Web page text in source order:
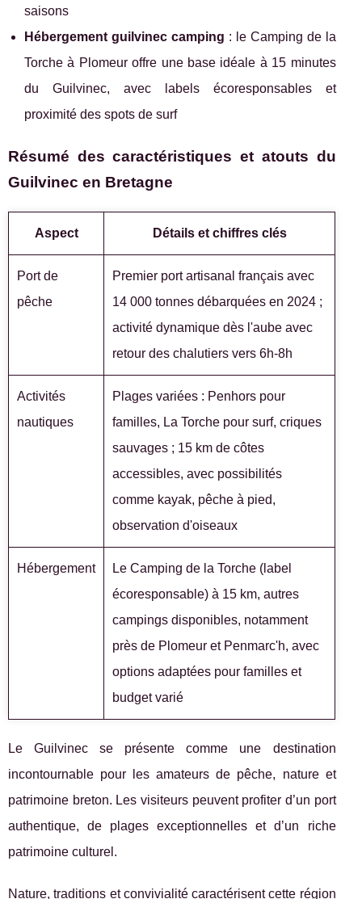
saisons
Hébergement guilvinec camping : le Camping de la
Torche à Plomeur offre une base idéale à 15 minutes
du Guilvinec, avec labels écoresponsables et
proximité des spots de surf
Résumé des caractéristiques et atouts du
Guilvinec en Bretagne
Aspect Détails et chiffres clés
Port de
pêche
Premier port artisanal français avec
14 000 tonnes débarquées en 2024 ;
activité dynamique dès l'aube avec
retour des chalutiers vers 6h-8h
Activités
nautiques
Plages variées : Penhors pour
familles, La Torche pour surf, criques
sauvages ; 15 km de côtes
accessibles, avec possibilités
comme kayak, pêche à pied,
observation d'oiseaux
Hébergement
Le Camping de la Torche (label
écoresponsable) à 15 km, autres
campings disponibles, notamment
près de Plomeur et Penmarc'h, avec
options adaptées pour familles et
budget varié
Le Guilvinec se présente comme une destination
incontournable pour les amateurs de pêche, nature et
patrimoine breton. Les visiteurs peuvent profiter d’un port
authentique, de plages exceptionnelles et d’un riche
patrimoine culturel.
Nature, traditions et convivialité caractérisent cette région